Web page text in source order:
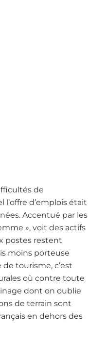
de
d’emplois était
Accentué par les
», voit des actifs
postes restent
moins porteuse
tourisme, c’est
où contre toute
dont on oublie
de terrain sont
en dehors des